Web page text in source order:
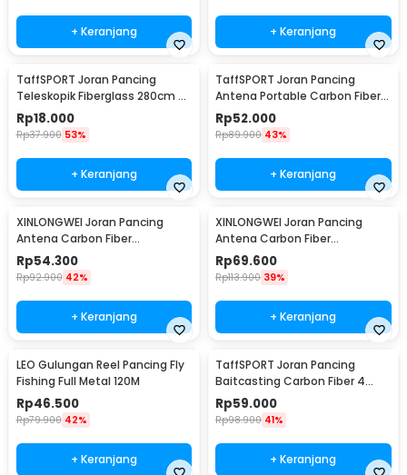
+ Keranjang + Keranjang
TaffSPORT Joran Pancing
Teleskopik Fiberglass 280cm 6
Section Portable
Rp18.000
Rp37.900 53%
+ Keranjang
TaffSPORT Joran Pancing
Antena Portable Carbon Fiber
Rod 2.1M 5
Rp52.000
Rp89.900 43%
+ Keranjang
XINLONGWEI Joran Pancing
Antena Carbon Fiber
Telescopic Fishing Rod 5
Segments 2.4M - JD25
Rp54.300
Rp92.900 42%
+ Keranjang
XINLONGWEI Joran Pancing
Antena Carbon Fiber
Telescopic Fishing Rod 6
Segments 3.0M - JD25
Rp69.600
Rp113.900 39%
+ Keranjang
LEO Gulungan Reel Pancing Fly
Fishing Full Metal 120M
Rp46.500
Rp79.900 42%
+ Keranjang
TaffSPORT Joran Pancing
Baitcasting Carbon Fiber 4
Section 1.8M - JPA66MTF
Rp59.000
Rp98.900 41%
+ Keranjang